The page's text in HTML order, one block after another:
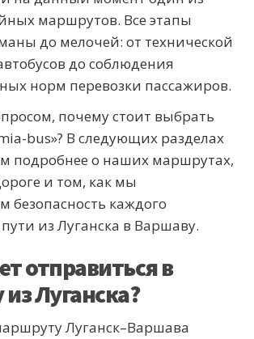
маршрутов. Все этапы
до мелочей: от технической
до соблюдения
норм перевозки пассажиров.
почему стоит выбрать
bus»? В следующих разделах
подробнее о наших маршрутах,
и том, как мы
безопасность каждого
из Луганска в Варшаву.
отправиться в
Луганска?
Луганск–Варшава